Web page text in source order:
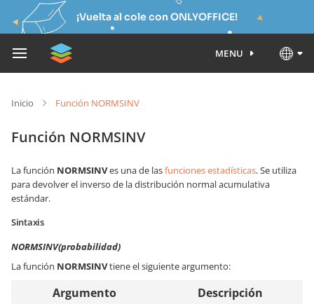
¡Vuelta al cole con ONLYOFFICE!
MENU
Inicio Función NORMSINV
Función NORMSINV
La función NORMSINVes una de lasfunciones estadísticas. Se utiliza
para devolver el inverso de la distribución normal acumulativa
estándar.
Sintaxis
NORMSINV(probabilidad)
La función NORMSINVtiene el siguiente argumento:
Argumento Descripción